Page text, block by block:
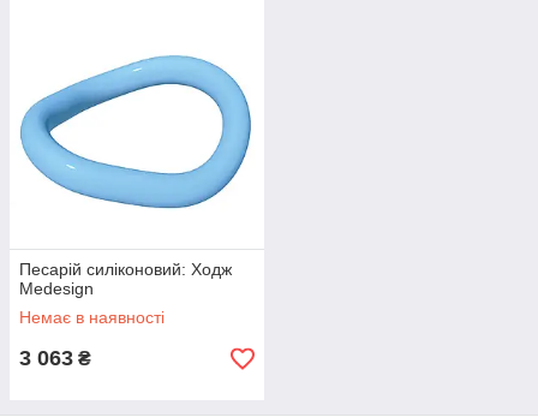
Песарій силіконовий: Ходж
Medesign
Немає в наявності
3 063 ₴